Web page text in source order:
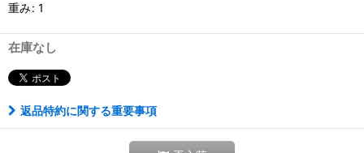
重み: 1
在庫なし
返品特約に関する重要事項